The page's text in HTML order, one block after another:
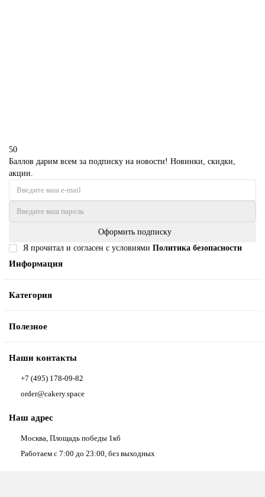
50
Баллов дарим всем за подписку на новости! Новинки, скидки,
акции.
Оформить подписку
Я прочитал и согласен с условиями Политика безопасности
Информация
Категория
Полезное
Наши контакты
+7 (495) 178-09-82
order@cakery.space
Наш адрес
Москва, Площадь победы 1кб
Работаем с 7:00 до 23:00, без выходных